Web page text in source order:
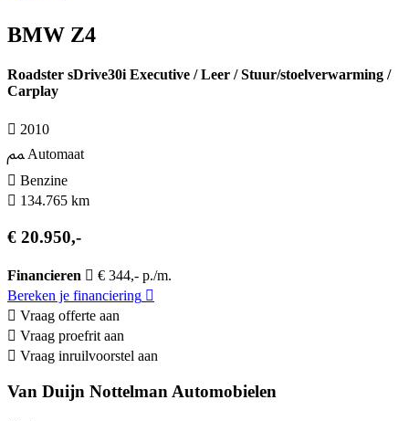
BMW Z4
Roadster sDrive30i Executive / Leer / Stuur/stoelverwarming /
Carplay
2010
Automaat
Benzine
134.765 km
€ 20.950,-
Financieren
€ 344,- p./m.
Bereken je financiering
Vraag offerte aan
Vraag proefrit aan
Vraag inruilvoorstel aan
Van Duijn Nottelman Automobielen